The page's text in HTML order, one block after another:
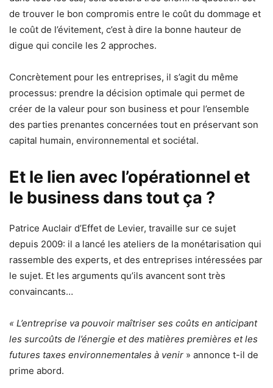
de trouver le bon compromis entre le coût du dommage et
le coût de l’évitement, c’est à dire la bonne hauteur de
digue qui concile les 2 approches.
Concrètement pour les entreprises, il s’agit du même
processus: prendre la décision optimale qui permet de
créer de la valeur pour son business et pour l’ensemble
des parties prenantes concernées tout en préservant son
capital humain, environnemental et sociétal.
Et le lien avec l’opérationnel et
le business dans tout ça ?
Patrice Auclair d’Effet de Levier, travaille sur ce sujet
depuis 2009: il a lancé les ateliers de la monétarisation qui
rassemble des experts, et des entreprises intéressées par
le sujet. Et les arguments qu’ils avancent sont très
convaincants…
« L’entreprise va pouvoir maîtriser ses coûts en anticipant
les surcoûts de l’énergie et des matières premières et les
futures taxes environnementales à venir » annonce t-il de
prime abord.